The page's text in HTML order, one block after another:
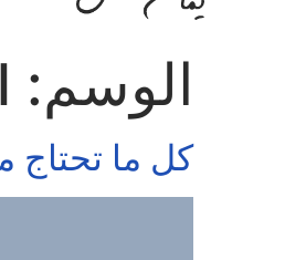
الوسم:
كل ما تحتاج